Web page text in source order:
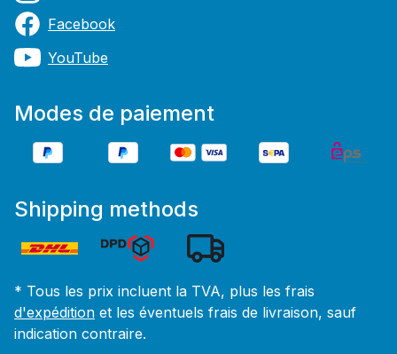
Facebook
YouTube
Modes de paiement
Shipping methods
* Tous les prix incluent la TVA, plus les frais
d'expédition et les éventuels frais de livraison, sauf
indication contraire.